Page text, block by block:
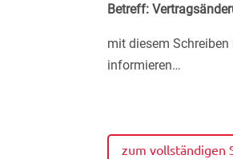
Betreff:
mit diesem
informieren…
zum vollständigen